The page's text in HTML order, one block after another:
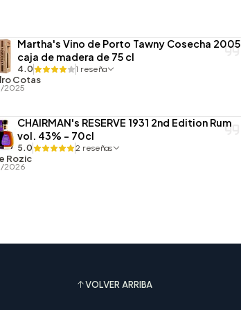
Martha's Vino de Porto Tawny Cosecha 2005,
caja de madera de 75 cl
4.0 1 reseña
Cotas
2025
CHAIRMAN's RESERVE 1931 2nd Edition Rum
vol. 43% - 70cl
5.0 2 reseñas
Rozic
2026
VOLVER ARRIBA